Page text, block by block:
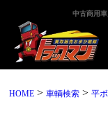
中古商用
HOME >車輌検索 >平